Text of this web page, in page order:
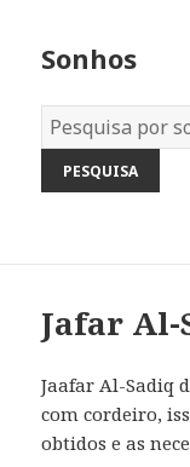
Sonhos
Dicionário
dos
Sonhos:
Jafar Al-
Jaafar Al-Sadiq
com cordeiro,
obtidos e as